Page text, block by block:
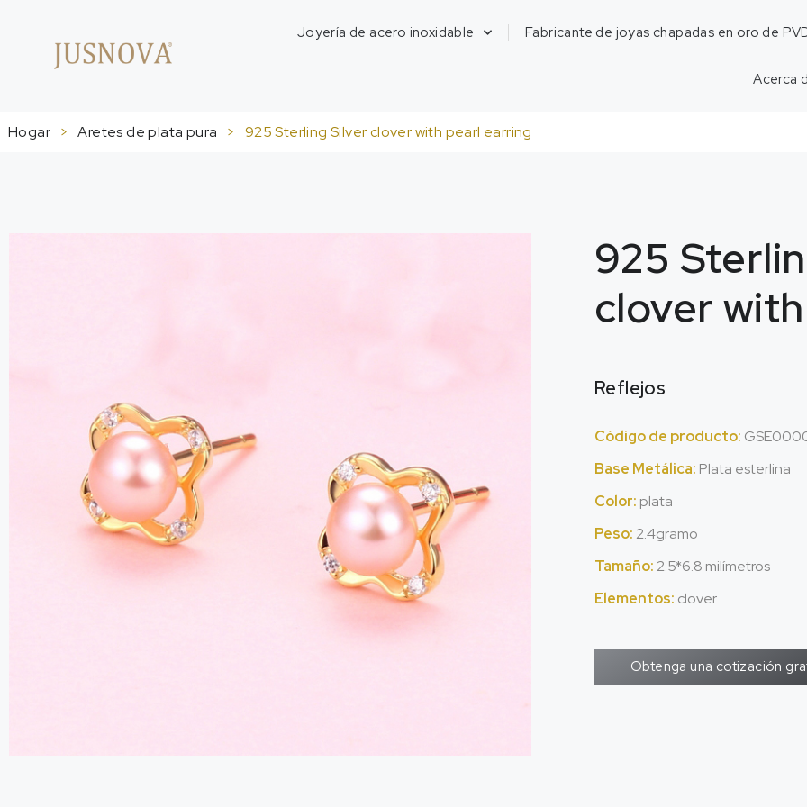
Joyería de acero inoxidable Fabricante de joyas chapadas en oro de
Acerca
Hogar > Aretes de plata pura > 925Sterling Silver clover with pearl earring
925
clover
Reflejos
Código de producto:
Base Metálica: Plata esterlina
Color: plata
Peso: 2.4gramo
Tamaño: 2.5*6.8 milímetros
Elementos: clover
Obtenga una cotización